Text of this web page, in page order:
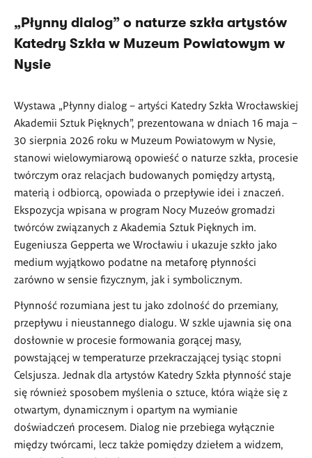
„Płynny dialog” o naturze szkła artystów
Katedry Szkła w Muzeum Powiatowym w
Nysie
Wystawa „Płynny dialog – artyści Katedry Szkła Wrocławskiej
Akademii Sztuk Pięknych”, prezentowana w dniach 16 maja –
30 sierpnia 2026 roku w Muzeum Powiatowym w Nysie,
stanowi wielowymiarową opowieść o naturze szkła, procesie
twórczym oraz relacjach budowanych pomiędzy artystą,
materią i odbiorcą, opowiada o przepływie idei i znaczeń.
Ekspozycja wpisana w program Nocy Muzeów gromadzi
twórców związanych z Akademia Sztuk Pięknych im.
Eugeniusza Gepperta we Wrocławiu i ukazuje szkło jako
medium wyjątkowo podatne na metaforę płynności
zarówno w sensie fizycznym, jak i symbolicznym.
Płynność rozumiana jest tu jako zdolność do przemiany,
przepływu i nieustannego dialogu. W szkle ujawnia się ona
dosłownie w procesie formowania gorącej masy,
powstającej w temperaturze przekraczającej tysiąc stopni
Celsjusza. Jednak dla artystów Katedry Szkła płynność staje
się również sposobem myślenia o sztuce, która wiąże się z
otwartym, dynamicznym i opartym na wymianie
doświadczeń procesem. Dialog nie przebiega wyłącznie
między twórcami, lecz także pomiędzy dziełem a widzem,